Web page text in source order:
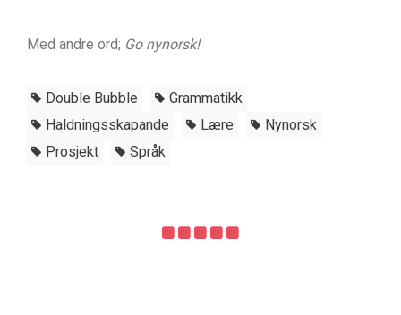
Med andre ord; Go nynorsk!
Double Bubble
Grammatikk
Haldningsskapande
Lære
Nynorsk
Prosjekt
Språk